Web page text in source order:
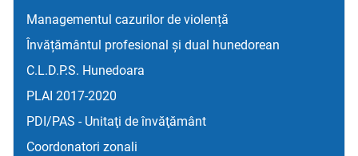
Managementul cazurilor de violență
Învățământul profesional și dual hunedorean
C.L.D.P.S. Hunedoara
PLAI 2017-2020
PDI/PAS - Unitaţi de învăţământ
Coordonatori zonali